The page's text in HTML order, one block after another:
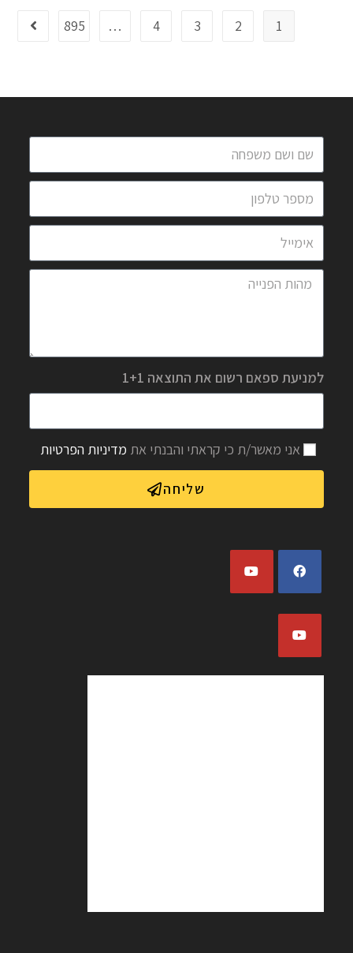
1
2
3
4
…
895
למניעת ספאם רשום את התוצאה 1+1
אני מאשר/ת כי קראתי והבנתי את מדיניות הפרטיות
שליחה